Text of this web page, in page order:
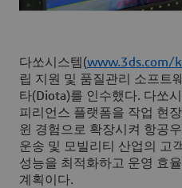
다쏘시스템(www.3ds.com/
립 지원 및 품질관리 소프트
타(Diota)를 인수했다. 다쏘
피리언스 플랫폼을 작업 현
윈 경험으로 확장시켜 항공
운송 및 모빌리티 산업의 고
성능을 최적화하고 운영 효
계획이다.